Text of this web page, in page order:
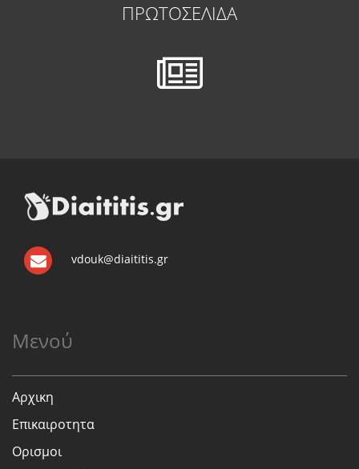
ΠΡΩΤΟΣΕΛΙΔΑ
vdouk@diaititis.gr
Μενού
Αρχικη
Επικαιροτητα
Ορισμοι